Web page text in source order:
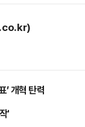
’ 개혁 탄력
'